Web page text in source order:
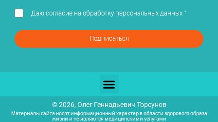
Даю согласие на обработку персональных данных*
Подписаться
© 2026, Олег Геннадьевич Торсунов
Материалы сайта носят информационный характер в области здорового образа
жизни и не являются медицинскими услугами